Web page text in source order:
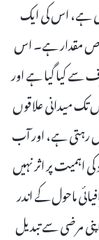
ہے، اس کی ایک
مقدار ہے۔ اس
کیا گیا ہے اور
تک میدانی علاقوں
رہتی ہے، اور آب
اہمیت پر اثر نہیں
ماحول کے اندر
مرضی سے تبدیل